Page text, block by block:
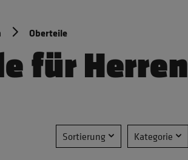
Oberteile
für Herren
Sortierung Kategorie